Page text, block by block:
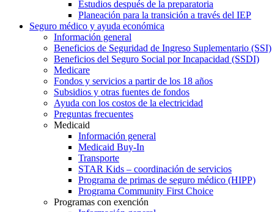
Estudios después de la preparatoria
Planeación para la transición a través del IEP
Seguro médico y ayuda económica
Información general
Beneficios de Seguridad de Ingreso Suplementario (SSI)
Beneficios del Seguro Social por Incapacidad (SSDI)
Medicare
Fondos y servicios a partir de los 18 años
Subsidios y otras fuentes de fondos
Ayuda con los costos de la electricidad
Preguntas frecuentes
Medicaid
Información general
Medicaid Buy-In
Transporte
STAR Kids – coordinación de servicios
Programa de primas de seguro médico (HIPP)
Programa Community First Choice
Programas con exención